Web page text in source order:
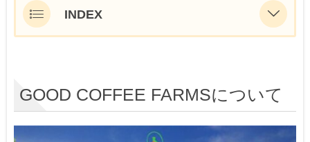
INDEX
コーヒー豆のトレーサビリティーの確保
GOOD COFFEE FARMSについて